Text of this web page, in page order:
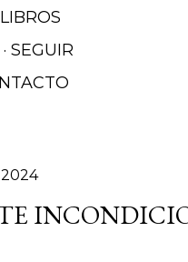
LIBROS
SEGUIR
2024